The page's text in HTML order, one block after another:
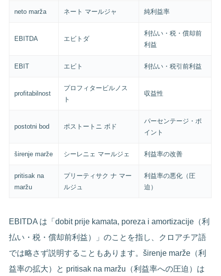
neto marža ネート マールジャ 純利益率
EBITDA エビトダ
利払い・税・償却前
利益
EBIT エビト 利払い・税引前利益
profitabilnost
プロフィタービルノス
ト
収益性
postotni bod ポストートニ ボド
パーセンテージ・ポ
イント
širenje marže シーレニェ マールジェ 利益率の改善
pritisak na
maržu
プリーティサク ナ マー
ルジュ
利益率の悪化（圧
迫）
EBITDA は「dobit prije kamata, poreza i amortizacije（利
払い・税・償却前利益）」のことを指し、クロアチア語
では略さず説明することもあります。širenje marže（利
益率の拡大）と pritisak na maržu（利益率への圧迫）は